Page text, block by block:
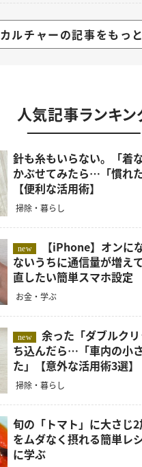
カルチャーの記事をもっ
人気記事ランキン
針も糸もいらない。「着
かぶせてみたら…「慣れ
【便利な活用術】
掃除・暮らし
new
ないうちに通信量が増え
直したい簡単スマホ設定
お金・学ぶ
new
余った「ダブルクリップ」を車に持
ち込んだら…「車内の小
た」【意外な活用術3選】
掃除・暮らし
旬の「トマト」に大さじ
をムダなく摂れる簡単レ
に学ぶ